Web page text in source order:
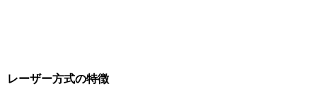
レーザー方式の特徴